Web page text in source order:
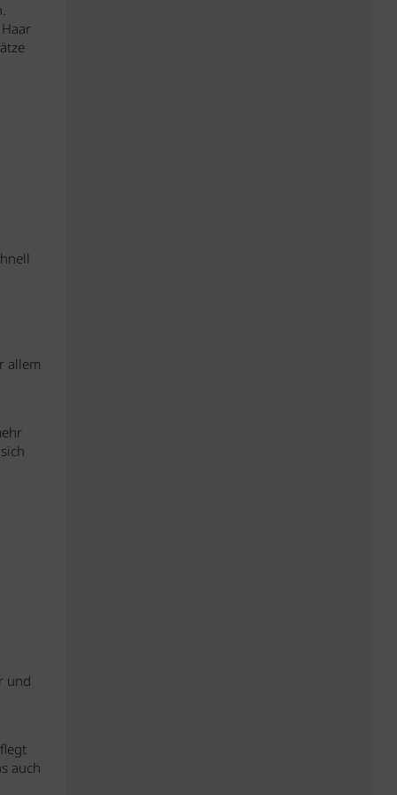
allem
und
auch